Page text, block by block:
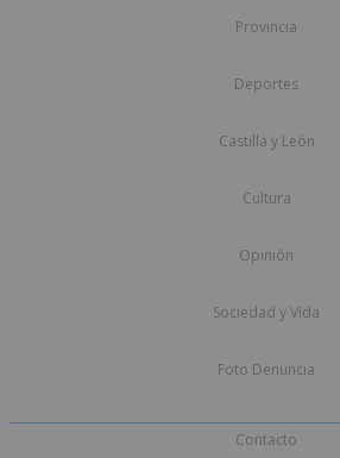
Provincia
Deportes
Castilla y León
Cultura
Opinión
Sociedad y Vida
Foto Denuncia
Contacto